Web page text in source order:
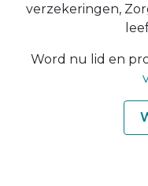
verzekeringen,
Word nu lid en